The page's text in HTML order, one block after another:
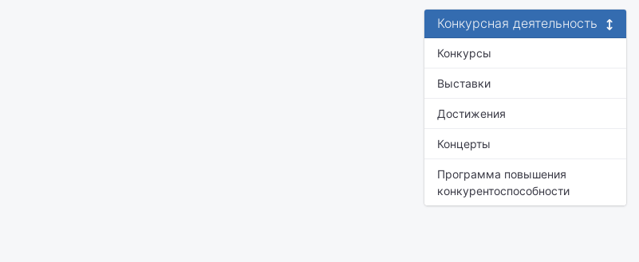
Конкурсная деятельность
Конкурсы
Выставки
Достижения
Концерты
Программа повышения
конкурентоспособности